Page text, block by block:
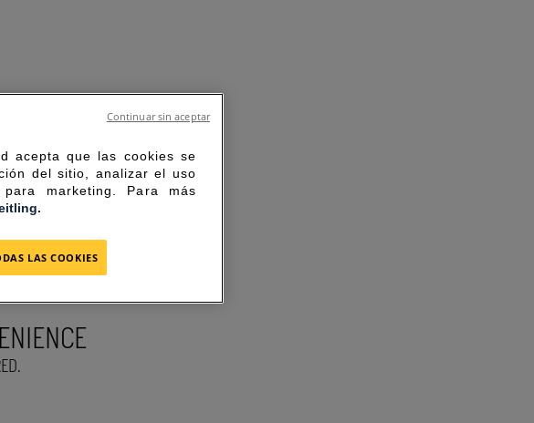
acepta que las cookies se
del sitio, analizar el uso
marketing. Para más
LAS COOKIES
Continuar sin aceptar